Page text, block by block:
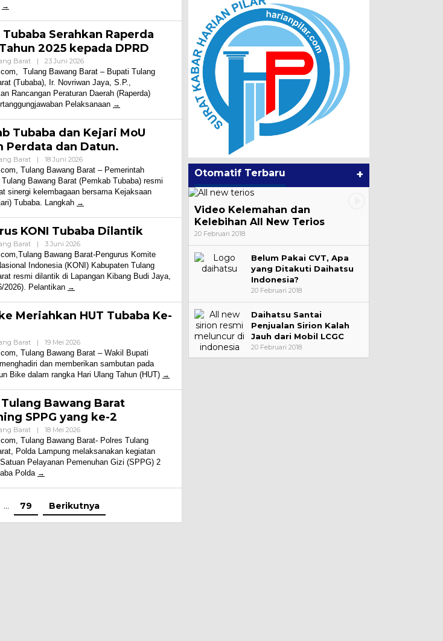
Serahkan Raperda
2025 kepada DPRD
Barat | 23 Juni 2026Oleh
Harian
Pilar
Tulang Bawang Barat – Bupati Tulang
(Tubaba), Ir. Novriwan Jaya, S.P.,
Rancangan Peraturan Daerah (Raperda)
Pelaksanaan
Tubaba dan Kejari MoU
Perdata dan Datun.
Barat | 18 Juni 2026Oleh
Harian
Pilar
Tulang Bawang Barat – Pemerintah
Tulang Bawang Barat (Pemkab Tubaba) resmi
sinergi kelembagaan bersama Kejaksaan
Tubaba. Langkah
KONI Tubaba Dilantik
Barat | 3 Juni 2026Oleh
Harian
Pilar
Bawang Barat-Pengurus Komite
Indonesia (KONI) Kabupaten Tulang
resmi dilantik di Lapangan Kibang Budi Jaya,
2026). Pelantikan
Meriahkan HUT Tubaba Ke-
Barat | 19 Mei 2026Oleh
Harian
Pilar
Tulang Bawang Barat – Wakil Bupati
dan memberikan sambutan pada
Bike dalam rangka Hari Ulang Tahun (HUT)
Bawang Barat
SPPG yang ke-2
Barat | 18 Mei 2026Oleh
Harian
Pilar
Tulang Bawang Barat- Polres Tulang
Polda Lampung melaksanakan kegiatan
Pelayanan Pemenuhan Gizi (SPPG) 2
Polda
… 79 Berikutnya
Otomatif Terbaru +
Video Kelemahan dan
Kelebihan All New Terios
20 Februari 2018
Belum Pakai CVT, Apa
yang Ditakuti Daihatsu
Indonesia?
20 Februari 2018
Daihatsu Santai
Penjualan Sirion Kalah
Jauh dari Mobil LCGC
20 Februari 2018